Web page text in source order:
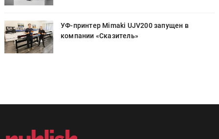
УФ-принтер Mimaki UJV200 запущен в
компании «Сказитель»